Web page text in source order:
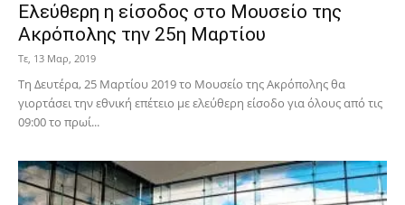
Ελεύθερη η είσοδος στο Μουσείο της
Ακρόπολης την 25η Μαρτίου
Τε, 13 Μαρ, 2019
Τη Δευτέρα, 25 Μαρτίου 2019 το Μουσείο της Ακρόπολης θα
γιορτάσει την εθνική επέτειο με ελεύθερη είσοδο για όλους από τις
09:00 το πρωί...